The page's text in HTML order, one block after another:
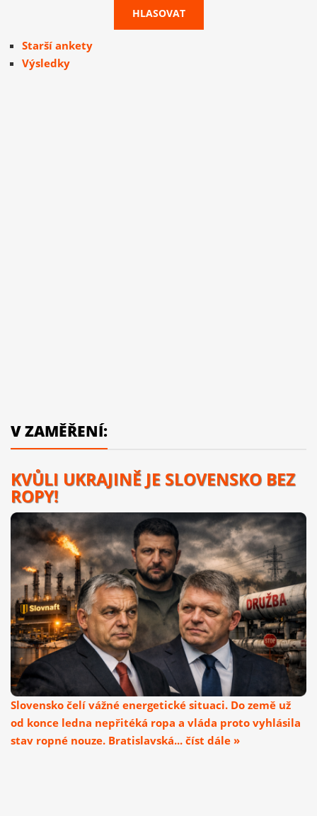
Starší ankety
Výsledky
V ZAMĚŘENÍ:
KVŮLI UKRAJINĚ JE SLOVENSKO BEZ
ROPY!
Slovensko čelí vážné energetické situaci. Do země už
od konce ledna nepřitéká ropa a vláda proto vyhlásila
stav ropné nouze. Bratislavská... číst dále »